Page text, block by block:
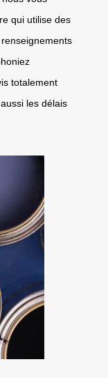
qui utilise des
totalement
les délais